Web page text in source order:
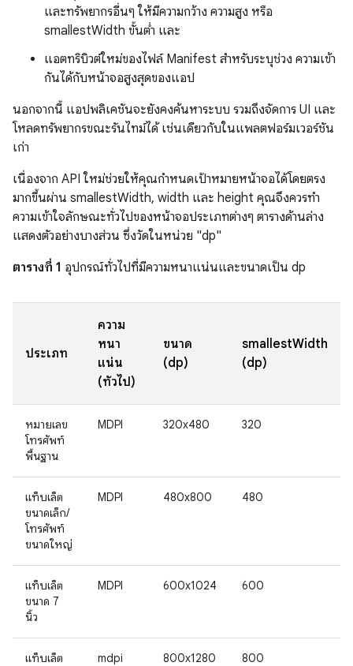
และทรัพยากรอื่นๆ ให้มีความกว้าง ความสูง หรือ
smallestWidth ขั้นต่ำ และ
แอตทริบิวต์ใหม่ของไฟล์ Manifest สำหรับระบุช่วง ความเข้า
กันได้กับหน้าจอสูงสุดของแอป
นอกจากนี้ แอปพลิเคชันจะยังคงค้นหาระบบ รวมถึงจัดการ UI และ
โหลดทรัพยากรขณะรันไทม์ได้ เช่นเดียวกับในแพลตฟอร์มเวอร์ชัน
เก่า
เนื่องจาก API ใหม่ช่วยให้คุณกําหนดเป้าหมายหน้าจอได้โดยตรง
มากขึ้นผ่าน smallestWidth, width และ height คุณจึงควรทํา
ความเข้าใจลักษณะทั่วไปของหน้าจอประเภทต่างๆ ตารางด้านล่าง
แสดงตัวอย่างบางส่วน ซึ่งวัดในหน่วย "dp"
ตารางที่ 1 อุปกรณ์ทั่วไปที่มีความหนาแน่นและขนาดเป็น dp
ประเภท
ความ
หนา
แน่น
(ทั่วไป)
ขนาด
(dp)
smallestWidth
(dp)
หมายเลข
โทรศัพท์
พื้นฐาน
MDPI 320x480 320
แท็บเล็ต
ขนาดเล็ก/
โทรศัพท์
ขนาดใหญ่
MDPI 480x800 480
แท็บเล็ต
ขนาด 7
นิ้ว
MDPI 600x1024 600
แท็บเล็ต
mdpi 800x1280 800